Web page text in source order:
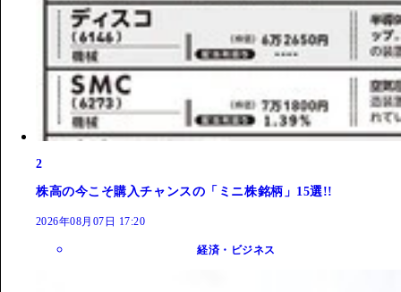
2
株高の今こそ購入チャンスの「ミニ株銘柄」15選!!
2026年08月07日 17:20
経済・ビジネス